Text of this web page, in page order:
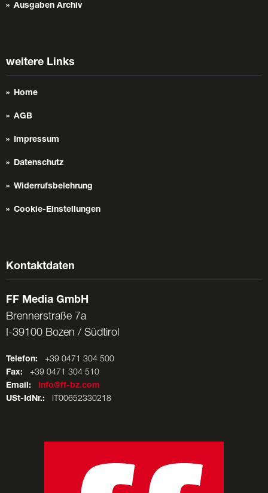
Ausgaben Archiv
weitere Links
Home
AGB
Impressum
Datenschutz
Widerrufsbelehrung
Cookie-Einstellungen
Kontaktdaten
FF Media GmbH
Brennerstraße 7a
I-39100 Bozen / Südtirol
Telefon: +39 0471 304 500
Fax: +39 0471 304 510
Email:
info@ff-bz.com
USt-IdNr.: IT00652330218